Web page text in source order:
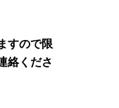
すので限
絡くださ